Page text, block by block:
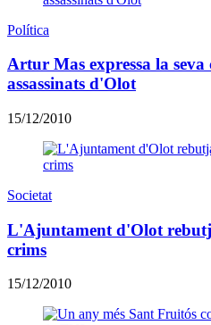
Política
Artur Mas expressa la seva
assassinats d'Olot
15/12/2010
Societat
L'Ajuntament d'Olot
crims
15/12/2010